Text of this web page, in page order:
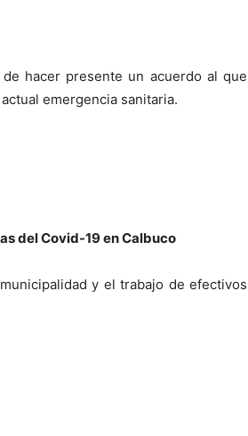
hacer presente un acuerdo al que
emergencia sanitaria.
del Covid-19 en Calbuco
y el trabajo de efectivos